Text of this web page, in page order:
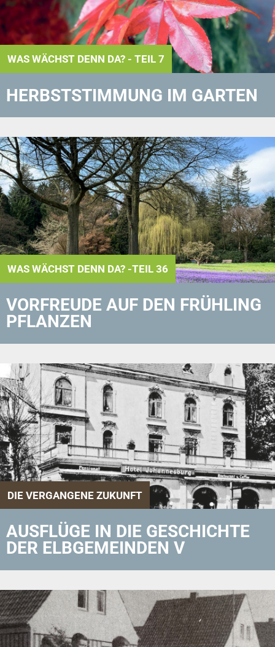
WAS WÄCHST DENN DA? - TEIL 7
HERBSTSTIMMUNG IM GARTEN
WAS WÄCHST DENN DA? -TEIL 36
VORFREUDE AUF DEN FRÜHLING
PFLANZEN
DIE VERGANGENE ZUKUNFT
AUSFLÜGE IN DIE GESCHICHTE
DER ELBGEMEINDEN V